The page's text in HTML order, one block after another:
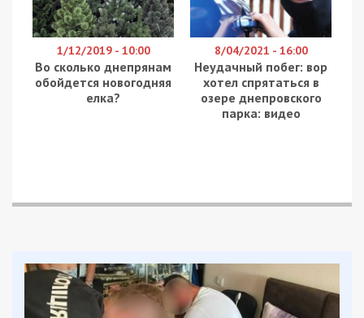
Facebook
Telegram
TwitterWhatsApp
Viber
Email
| Метки:война с
отримувати найсвіжіші новини під ними.
за останніми новинами!
Приєднатися